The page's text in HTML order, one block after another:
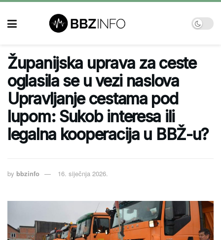
Županijska uprava za ceste
oglasila se u vezi naslova
Upravljanje cestama pod
lupom: Sukob interesa ili
legalna kooperacija u BBŽ-u?
by bbzinfo 16. siječnja 2026.